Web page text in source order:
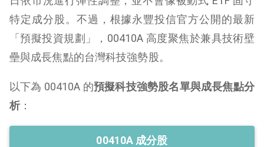
特定成分股。不過，根據永豐投信官方公開的最新
「預擬投資規劃」，00410A 高度聚焦於兼具技術壁
壘與成長焦點的台灣科技強勢股。
以下為 00410A 的預擬科技強勢股名單與成長焦點分
析：
00410A 成分股